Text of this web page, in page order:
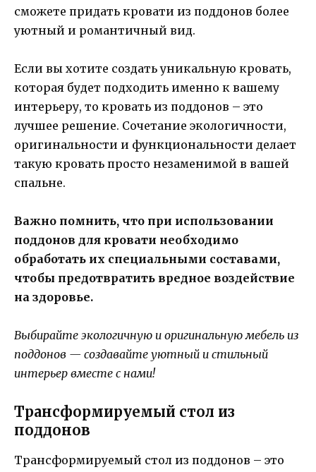
сможете придать кровати из поддонов более
уютный и романтичный вид.
Если вы хотите создать уникальную кровать,
которая будет подходить именно к вашему
интерьеру, то кровать из поддонов – это
лучшее решение. Сочетание экологичности,
оригинальности и функциональности делает
такую кровать просто незаменимой в вашей
спальне.
Важно помнить, что при использовании
поддонов для кровати необходимо
обработать их специальными составами,
чтобы предотвратить вредное воздействие
на здоровье.
Выбирайте экологичную и оригинальную мебель из
поддонов — создавайте уютный и стильный
интерьер вместе с нами!
Трансформируемый стол из
поддонов
Трансформируемый стол из поддонов – это